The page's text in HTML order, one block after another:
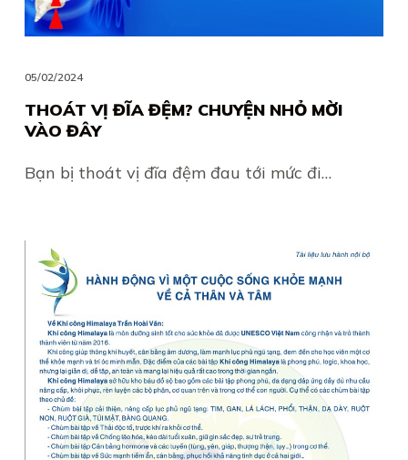
05/02/2024
THOÁT VỊ ĐĨA ĐỆM? CHUYỆN NHỎ MỜI
VÀO ĐÂY
Bạn bị thoát vị đĩa đệm đau tới mức đi…